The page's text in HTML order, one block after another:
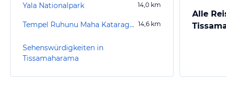
Yala Nationalpark 14,0 km
Tempel Ruhunu Maha Kataragama Devalaya 14,6 km
Sehenswürdigkeiten in
Tissamaharama
Alle